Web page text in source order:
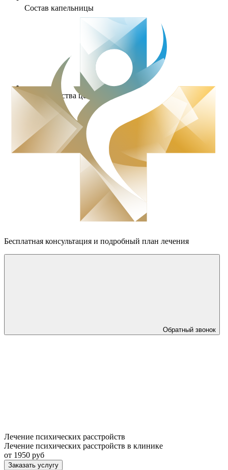
Состав капельницы
Преимущества центра
Бесплатная консультация и подробный план лечения
Обратный звонок
Лечение психических расстройств
Лечение психических расстройств в клинике
от 1950 руб
Заказать услугу